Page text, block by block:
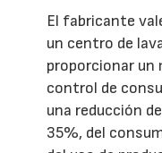
El fabricante
un centro de
proporcionar un
control de
una reducción
35%, del